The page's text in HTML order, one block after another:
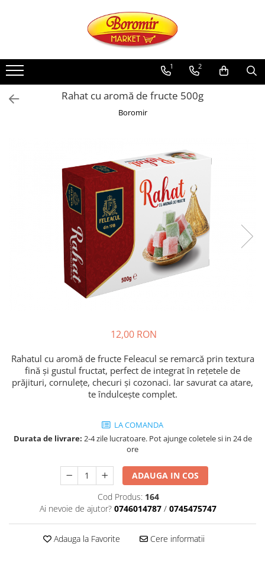
Noutati
Produse de post
Cozonac
Cozonac Creme
Cozonac Traditional
Cozonac Casa Boromir
Cozonac Pricomigdala
Cozonac Magnum
Cozonac Vegan (de post)
Cozonac Collection
Cozonac Cadou
Cozonac Imperial
Cofetarie
Creme tartinabile
Fursecuri cu unt
Chec cu iaurt
Chec Ciocco
Chec Glasat
1 2
Rahat cu aromă de fructe 500g
Boromir
12,00 RON
Rahatul cu aromă de fructe Feleacul se remarcă prin textura
fină și gustul fructat, perfect de integrat în rețetele de
prăjituri, cornulețe, checuri și cozonaci. Iar savurat ca atare,
te îndulcește complet.
LA COMANDA
Durata de livrare: 2-4 zile lucratoare. Pot ajunge coletele si in 24 de
ore
ADAUGA IN COS
Cod Produs: 164
Ai nevoie de ajutor? 0746014787 / 0745475747
Adauga la Favorite Cere informatii